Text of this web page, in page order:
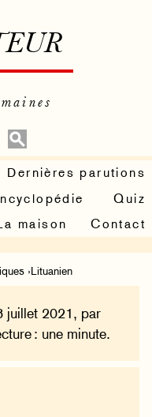
Dernières parutions
Quiz
maison Contact
›Lituanien
juillet 2021, par
: une minute.